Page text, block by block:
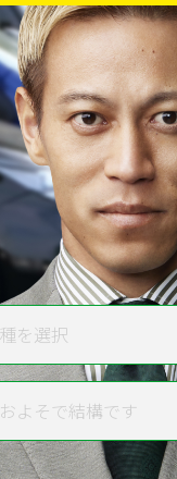
ます
を選択
よそで結構です